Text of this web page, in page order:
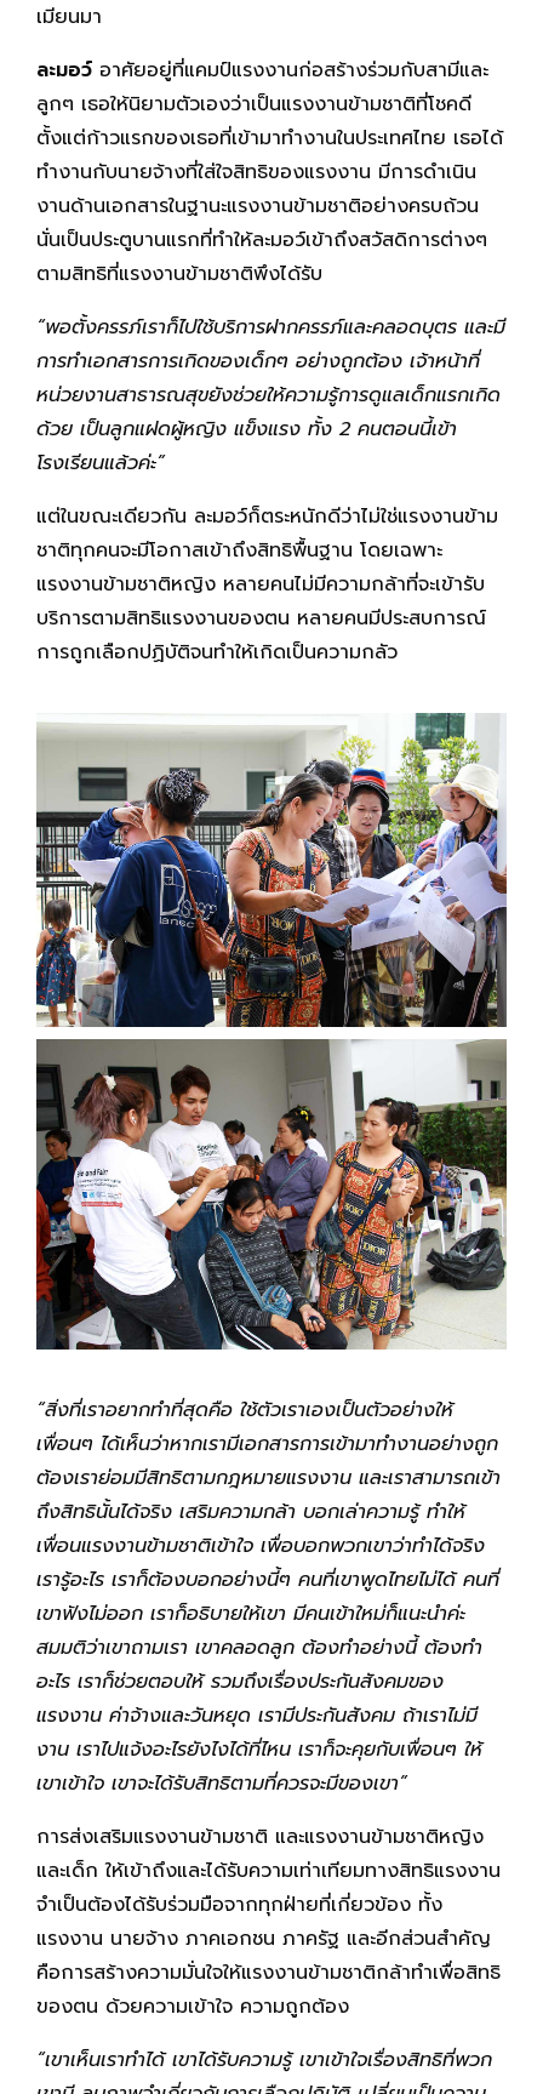
เมียนมา
ละมอว์ อาศัยอยู่ที่แคมป์แรงงานก่อสร้างร่วมกับสามีและ
ลูกๆ เธอให้นิยามตัวเองว่าเป็นแรงงานข้ามชาติที่โชคดี
ตั้งแต่ก้าวแรกของเธอที่เข้ามาทำงานในประเทศไทย เธอได้
ทำงานกับนายจ้างที่ใส่ใจสิทธิของแรงงาน มีการดำเนิน
งานด้านเอกสารในฐานะแรงงานข้ามชาติอย่างครบถ้วน
นั่นเป็นประตูบานแรกที่ทำให้ละมอว์เข้าถึงสวัสดิการต่างๆ
ตามสิทธิที่แรงงานข้ามชาติพึงได้รับ
“พอตั้งครรภ์เราก็ไปใช้บริการฝากครรภ์และคลอดบุตร และมี
การทำเอกสารการเกิดของเด็กๆ อย่างถูกต้อง เจ้าหน้าที่
หน่วยงานสาธารณสุขยังช่วยให้ความรู้การดูแลเด็กแรกเกิด
ด้วย เป็นลูกแฝดผู้หญิง แข็งแรง ทั้ง 2 คนตอนนี้เข้า
โรงเรียนแล้วค่ะ”
แต่ในขณะเดียวกัน ละมอว์ก็ตระหนักดีว่าไม่ใช่แรงงานข้าม
ชาติทุกคนจะมีโอกาสเข้าถึงสิทธิพื้นฐาน โดยเฉพาะ
แรงงานข้ามชาติหญิง หลายคนไม่มีความกล้าที่จะเข้ารับ
บริการตามสิทธิแรงงานของตน หลายคนมีประสบการณ์
การถูกเลือกปฏิบัติจนทำให้เกิดเป็นความกลัว
“สิ่งที่เราอยากทำที่สุดคือ ใช้ตัวเราเองเป็นตัวอย่างให้
เพื่อนๆ ได้เห็นว่าหากเรามีเอกสารการเข้ามาทำงานอย่างถูก
ต้องเราย่อมมีสิทธิตามกฎหมายแรงงาน และเราสามารถเข้า
ถึงสิทธินั้นได้จริง เสริมความกล้า บอกเล่าความรู้ ทำให้
เพื่อนแรงงานข้ามชาติเข้าใจ เพื่อบอกพวกเขาว่าทำได้จริง
เรารู้อะไร เราก็ต้องบอกอย่างนี้ๆ คนที่เขาพูดไทยไม่ได้ คนที่
เขาฟังไม่ออก เราก็อธิบายให้เขา มีคนเข้าใหม่ก็แนะนำค่ะ
สมมติว่าเขาถามเรา เขาคลอดลูก ต้องทำอย่างนี้ ต้องทำ
อะไร เราก็ช่วยตอบให้ รวมถึงเรื่องประกันสังคมของ
แรงงาน ค่าจ้างและวันหยุด เรามีประกันสังคม ถ้าเราไม่มี
งาน เราไปแจ้งอะไรยังไงได้ที่ไหน เราก็จะคุยกับเพื่อนๆ ให้
เขาเข้าใจ เขาจะได้รับสิทธิตามที่ควรจะมีของเขา”
การส่งเสริมแรงงานข้ามชาติ และแรงงานข้ามชาติหญิง
และเด็ก ให้เข้าถึงและได้รับความเท่าเทียมทางสิทธิแรงงาน
จำเป็นต้องได้รับร่วมมือจากทุกฝ่ายที่เกี่ยวข้อง ทั้ง
แรงงาน นายจ้าง ภาคเอกชน ภาครัฐ และอีกส่วนสำคัญ
คือการสร้างความมั่นใจให้แรงงานข้ามชาติกล้าทำเพื่อสิทธิ
ของตน ด้วยความเข้าใจ ความถูกต้อง
“เขาเห็นเราทำได้ เขาได้รับความรู้ เขาเข้าใจเรื่องสิทธิที่พวก